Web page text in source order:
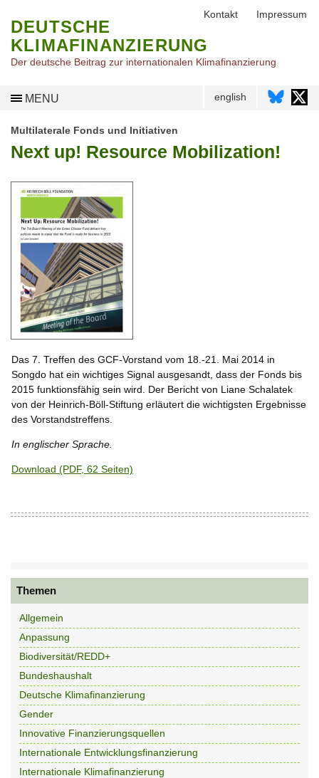
DEUTSCHE
KLIMAFINANZIERUNG
Der deutsche Beitrag zur internationalen Klimafinanzierung
MENU english
Multilaterale Fonds und Initiativen
Next up! Resource Mobilization!
Das 7. Treffen des GCF-Vorstand vom 18.-21. Mai 2014 in
Songdo hat ein wichtiges Signal ausgesandt, dass der Fonds bis
2015 funktionsfähig sein wird. Der Bericht von Liane Schalatek
von der Heinrich-Böll-Stiftung erläutert die wichtigsten Ergebnisse
des Vorstandstreffens.
In englischer Sprache.
Download (PDF, 62 Seiten)
Themen
Allgemein
Anpassung
Biodiversität/REDD+
Bundeshaushalt
Deutsche Klimafinanzierung
Gender
Innovative Finanzierungsquellen
Internationale Entwicklungsfinanzierung
Internationale Klimafinanzierung
Kontakt Impressum